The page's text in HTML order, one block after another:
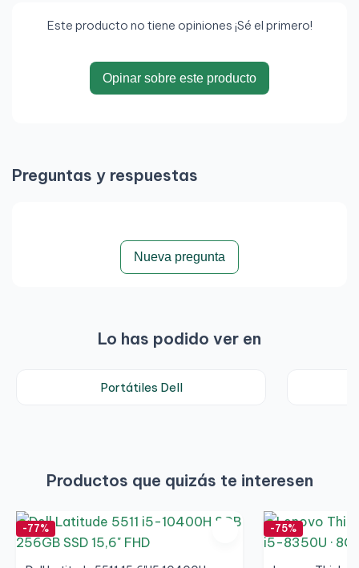
Este producto no tiene opiniones ¡Sé el primero!
Opinar sobre este producto
Preguntas y respuestas
Nueva pregunta
Lo has podido ver en
Portátiles Dell
Productos que quizás te interesen
-77% -75%